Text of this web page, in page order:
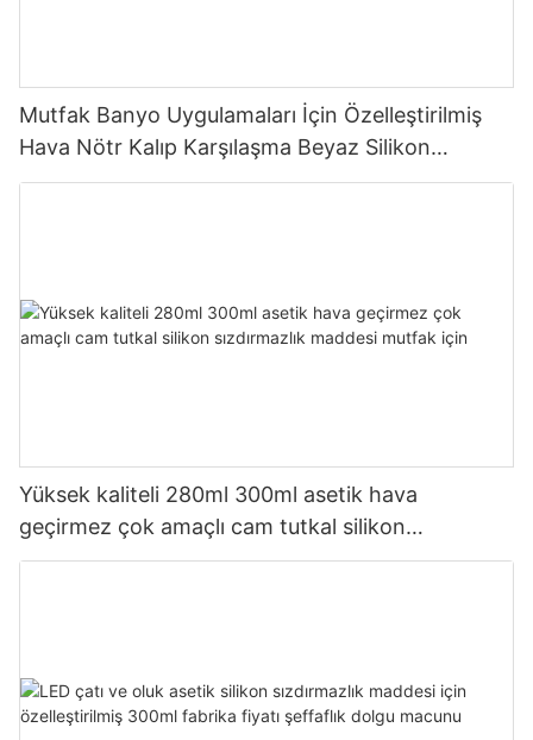
Mutfak Banyo Uygulamaları İçin Özelleştirilmiş
Hava Nötr Kalıp Karşılaşma Beyaz Silikon
Sızdırmazlık Makinesi
Yüksek kaliteli 280ml 300ml asetik hava
geçirmez çok amaçlı cam tutkal silikon
sızdırmazlık maddesi mutfak için